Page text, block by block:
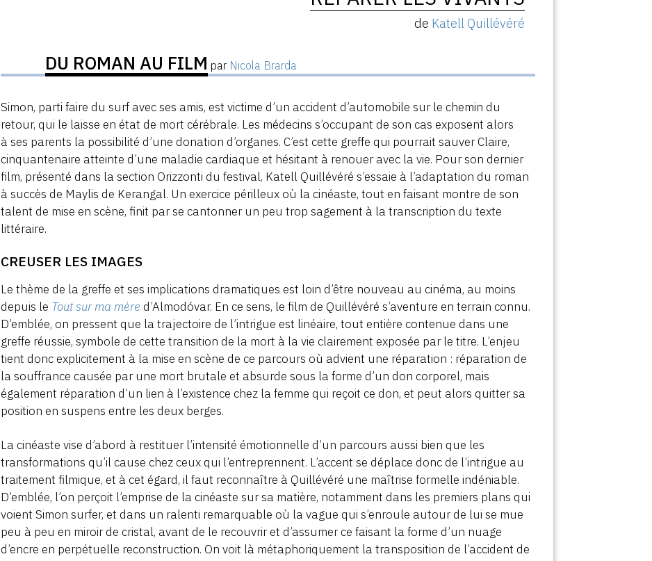
de Katell Quillévéré
DU ROMAN AU FILM par Nicola Brarda
Simon, parti faire du surf avec ses amis, est victime d’un accident d’automobile sur le chemin du
retour, qui le laisse en état de mort cérébrale. Les médecins s’occupant de son cas exposent alors
à ses parents la possibilité d’une donation d’organes. C’est cette greffe qui pourrait sauver Claire,
cinquantenaire atteinte d’une maladie cardiaque et hésitant à renouer avec la vie. Pour son dernier
film, présenté dans la section Orizzonti du festival, Katell Quillévéré s’essaie à l’adaptation du roman
à succès de Maylis de Kerangal. Un exercice périlleux où la cinéaste, tout en faisant montre de son
talent de mise en scène, finit par se cantonner un peu trop sagement à la transcription du texte
littéraire.
CREUSER LES IMAGES
Le thème de la greffe et ses implications dramatiques est loin d’être nouveau au cinéma, au moins
depuis le Tout sur ma mère d’Almodóvar. En ce sens, le film de Quillévéré s’aventure en terrain connu.
D’emblée, on pressent que la trajectoire de l’intrigue est linéaire, tout entière contenue dans une
greffe réussie, symbole de cette transition de la mort à la vie clairement exposée par le titre. L’enjeu
tient donc explicitement à la mise en scène de ce parcours où advient une réparation : réparation de
la souffrance causée par une mort brutale et absurde sous la forme d’un don corporel, mais
également réparation d’un lien à l’existence chez la femme qui reçoit ce don, et peut alors quitter sa
position en suspens entre les deux berges.
La cinéaste vise d’abord à restituer l’intensité émotionnelle d’un parcours aussi bien que les
transformations qu’il cause chez ceux qui l’entreprennent. L’accent se déplace donc de l’intrigue au
traitement filmique, et à cet égard, il faut reconnaître à Quillévéré une maîtrise formelle indéniable.
D’emblée, l’on perçoit l’emprise de la cinéaste sur sa matière, notamment dans les premiers plans qui
voient Simon surfer, et dans un ralenti remarquable où la vague qui s’enroule autour de lui se mue
peu à peu en miroir de cristal, avant de le recouvrir et d’assumer ce faisant la forme d’un nuage
d’encre en perpétuelle reconstruction. On voit là métaphoriquement la transposition de l’accident de